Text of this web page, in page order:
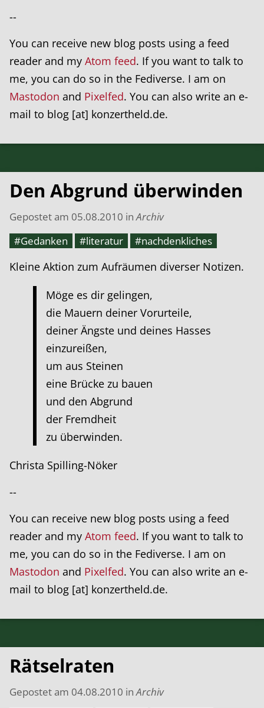
--
You can receive new blog posts using a feed
reader and my Atom feed. If you want to talk to
me, you can do so in the Fediverse. I am on
Mastodon and Pixelfed. You can also write an e-
mail to blog [at] konzertheld.de.
Den Abgrund überwinden
Gepostet am 05.08.2010 inArchiv
#Gedanken
#literatur
#nachdenkliches
Kleine Aktion zum Aufräumen diverser Notizen.
Möge es dir gelingen,
die Mauern deiner Vorurteile,
deiner Ängste und deines Hasses
einzureißen,
um aus Steinen
eine Brücke zu bauen
und den Abgrund
der Fremdheit
zu überwinden.
Christa Spilling-Nöker
--
You can receive new blog posts using a feed
reader and my Atom feed. If you want to talk to
me, you can do so in the Fediverse. I am on
Mastodon and Pixelfed. You can also write an e-
mail to blog [at] konzertheld.de.
Rätselraten
Gepostet am 04.08.2010 inArchiv